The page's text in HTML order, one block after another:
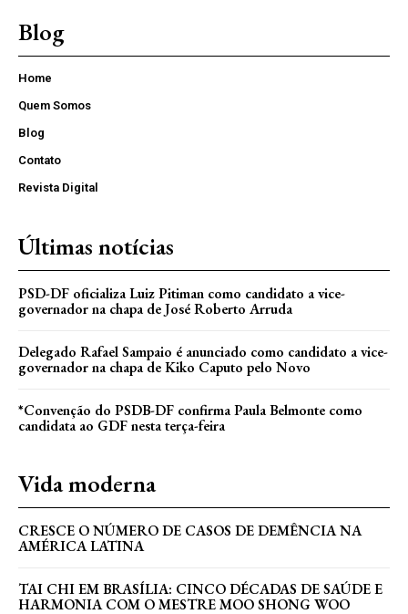
Blog
Home
Quem Somos
Blog
Contato
Revista Digital
Últimas notícias
PSD-DF oficializa Luiz Pitiman como candidato a vice-
governador na chapa de José Roberto Arruda
Delegado Rafael Sampaio é anunciado como candidato a vice-
governador na chapa de Kiko Caputo pelo Novo
*Convenção do PSDB-DF confirma Paula Belmonte como
candidata ao GDF nesta terça-feira
Vida moderna
CRESCE O NÚMERO DE CASOS DE DEMÊNCIA NA
AMÉRICA LATINA
TAI CHI EM BRASÍLIA: CINCO DÉCADAS DE SAÚDE E
HARMONIA COM O MESTRE MOO SHONG WOO